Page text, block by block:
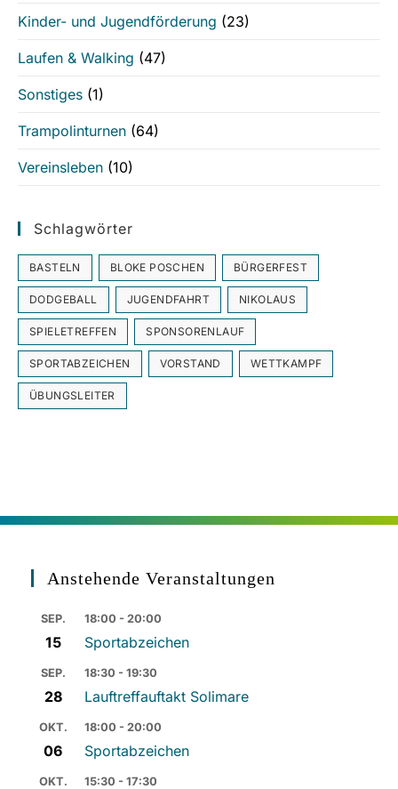
Kinder- und Jugendförderung (23)
Laufen & Walking (47)
Sonstiges (1)
Trampolinturnen (64)
Vereinsleben (10)
Schlagwörter
BASTELN BLOKE POSCHEN BÜRGERFEST
DODGEBALL JUGENDFAHRT NIKOLAUS
SPIELETREFFEN SPONSORENLAUF
SPORTABZEICHEN VORSTAND WETTKAMPF
ÜBUNGSLEITER
Anstehende Veranstaltungen
SEP.
15
18:00 - 20:00
Sportabzeichen
SEP.
28
18:30 - 19:30
Lauftreffauftakt Solimare
OKT.
06
18:00 - 20:00
Sportabzeichen
OKT. 15:30 - 17:30